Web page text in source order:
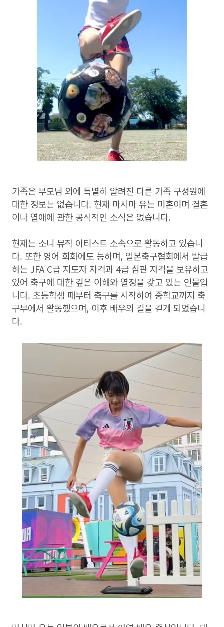
가족은 부모님 외에 특별히 알려진 다른 가족 구성원에
대한 정보는 없습니다. 현재 마시마 유는 미혼이며 결혼
이나 열애에 관한 공식적인 소식은 없습니다.
현재는 소니 뮤직 아티스트 소속으로 활동하고 있습니
다. 또한 영어 회화에도 능하며, 일본축구협회에서 발급
하는 JFA C급 지도자 자격과 4급 심판 자격을 보유하고
있어 축구에 대한 깊은 이해와 열정을 갖고 있는 인물입
니다. 초등학생 때부터 축구를 시작하여 중학교까지 축
구부에서 활동했으며, 이후 배우의 길을 걷게 되었습니
다.